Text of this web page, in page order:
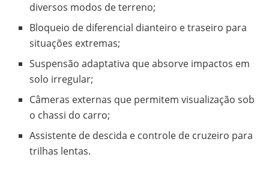
diversos modos de terreno;
Bloqueio de diferencial dianteiro e traseiro para
situações extremas;
Suspensão adaptativa que absorve impactos em
solo irregular;
Câmeras externas que permitem visualização sob
o chassi do carro;
Assistente de descida e controle de cruzeiro para
trilhas lentas.